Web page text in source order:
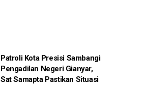
Patroli Kota Presisi Sambangi
Pengadilan Negeri Gianyar,
Sat Samapta Pastikan Situasi